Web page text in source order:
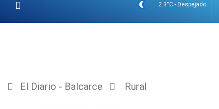
2.3°C - Despejado
El Diario - Balcarce Rural